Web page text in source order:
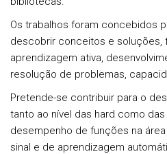
Os trabalhos foram concebidos
descobrir conceitos e soluções,
aprendizagem ativa,
resolução de problemas,
Pretende-se contribuir para o
tanto ao nível das hard como
desempenho de funções na
sinal e de aprendizagem